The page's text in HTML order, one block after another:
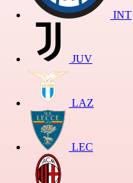
INT
JUV
LAZ
LEC